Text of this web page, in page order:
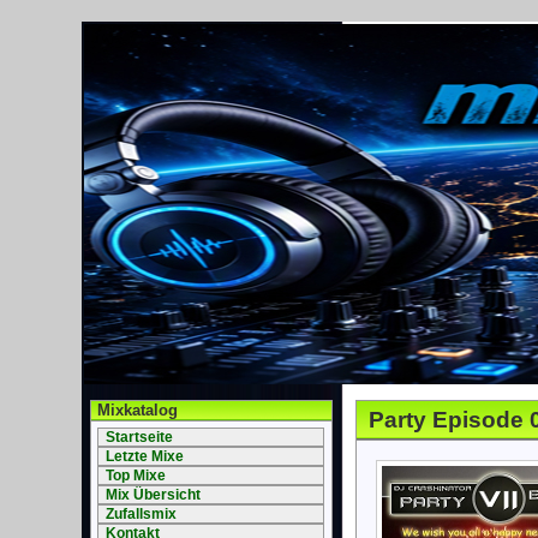
Mixkatalog
Startseite
Letzte Mixe
Top Mixe
Mix Übersicht
Zufallsmix
Kontakt
Party Episode